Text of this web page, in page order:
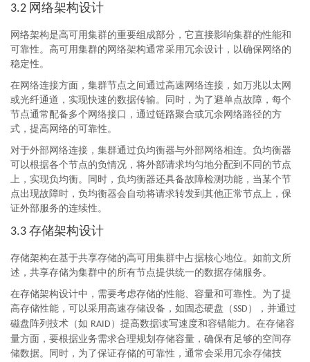
3.2 网络架构设计
网络架构是高可用集群的重要组成部分，它直接影响集群的性能和
可靠性。高可用集群的网络架构通常采用冗余设计，以确保网络的
稳定性。
在网络连接方面，集群节点之间通过高速网络连接，如万兆以太网
或光纤通道，实现快速的数据传输。同时，为了避单点故障，每个
节点通常配备多个网络接口，通过链路聚合或冗余网络路径的方
式，提高网络的可靠性。
对于外部网络连接，集群通过负均衡器与外部网络相连。负均衡器
可以根据各个节点的负情况，将外部请求均匀地分配到不同的节点
上，实现负均衡。同时，负均衡器还具备故障检测功能，当某个节
点出现故障时，负均衡器会自动将请求转发到其他正常节点上，保
证外部服务的连续性。
3.3 存储架构设计
存储架构在基于共享存储的高可用集群中占据核心地位。如前文所
述，共享存储为集群中的所有节点提供统一的数据存储服务。
在存储架构设计中，需要考虑存储的性能、容量和可靠性。为了提
高存储性能，可以采用高速存储设备，如固态硬盘（SSD ），并通过
磁盘阵列技术（如 RAID ）提高数据读写速度和容错能力。在存储容
量方面，要根据业务需求合理规划存储容量，确保有足够的空间存
储数据。同时，为了保证存储的可靠性，通常会采用冗余存储技